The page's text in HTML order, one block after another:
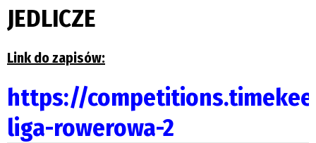
JEDLICZE
Link do zapisów:
https://
liga-rowerowa-2